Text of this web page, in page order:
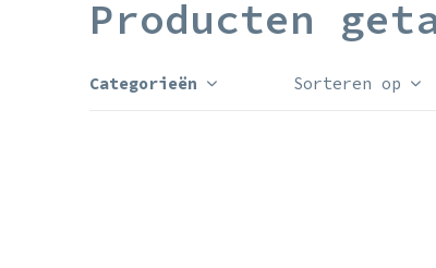
Producten
Categorieën Sorteren op